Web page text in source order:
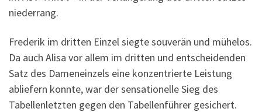
niederrang.
Frederik im dritten Einzel siegte souverän und mühelos.
Da auch Alisa vor allem im dritten und entscheidenden
Satz des Dameneinzels eine konzentrierte Leistung
abliefern konnte, war der sensationelle Sieg des
Tabellenletzten gegen den Tabellenführer gesichert.